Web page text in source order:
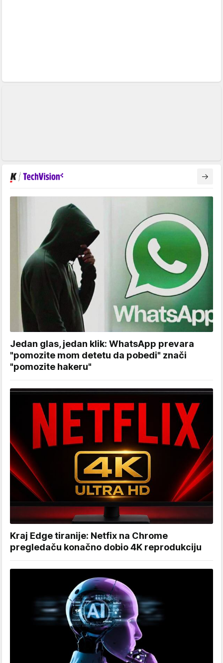
Jedan glas, jedan klik: WhatsApp prevara
"pomozite mom detetu da pobedi" znači
"pomozite hakeru"
Kraj Edge tiranije: Netfix na Chrome
pregledaču konačno dobio 4K reprodukciju